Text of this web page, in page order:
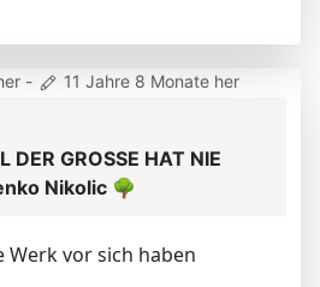
-
11 Jahre 8 Monate her
DER GROSSE HAT NIE
Nikolic 🌳
Werk vor sich haben